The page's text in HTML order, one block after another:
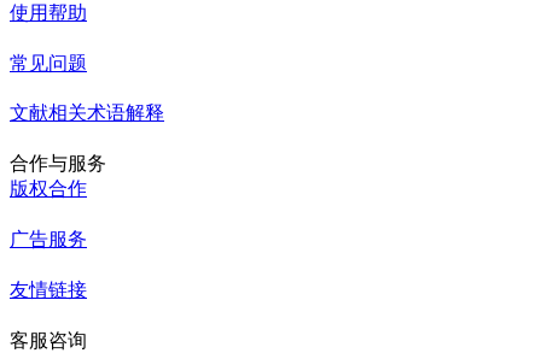
使用帮助
常见问题
文献相关术语解释
合作与服务
版权合作
广告服务
友情链接
客服咨询